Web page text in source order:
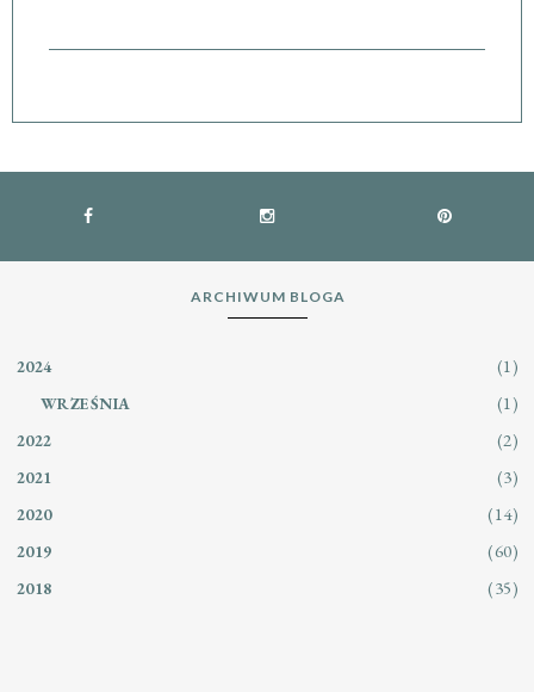
ARCHIWUM BLOGA
2024 (1)
WRZEŚNIA (1)
2022 (2)
2021 (3)
2020 (14)
2019 (60)
2018 (35)